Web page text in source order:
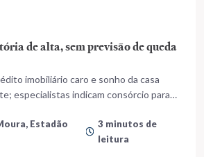
de alta, sem previsão de queda
imobiliário caro e sonho da casa
especialistas indicam consórcio para
Estadão
3 minutos de
leitura